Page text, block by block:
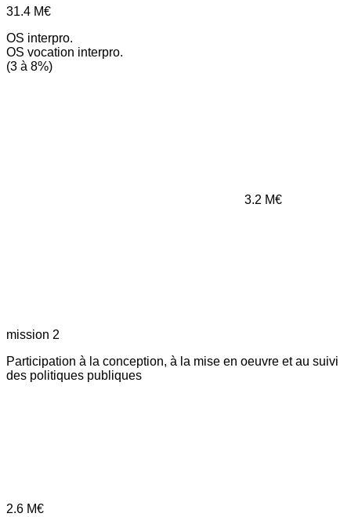
31.4 M€
OS interpro.
OS vocation interpro.
(3 à 8%)
3.2 M€
mission 2
Participation à la conception, à la mise en oeuvre et au suivi
des politiques publiques
2.6 M€